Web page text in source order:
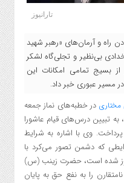
تارانیوز
راه و آرمان‌های «رهبر شهید
بی‌نظیر و تجلی‌گاه لشکر
بسیج تمامی امکانات این
مختاری در خطبه‌های نماز جمعه
به تبیین درس‌های قیام عاشورا
وی با اشاره به شرایط
که دشمن تصور می‌کرد با
شده است، حضرت زینب (س)
را به نفع حق به پایان